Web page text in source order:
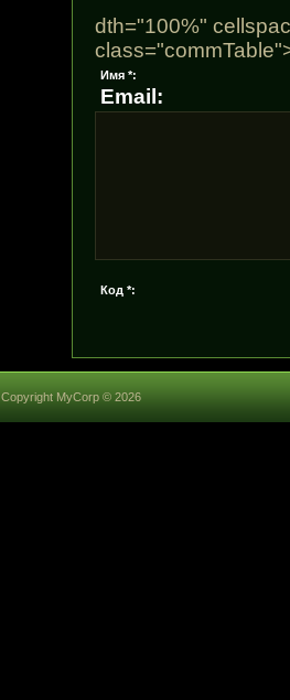
dth="100%"
Имя *:
Email:
Код *:
Copyright MyCorp © 2026